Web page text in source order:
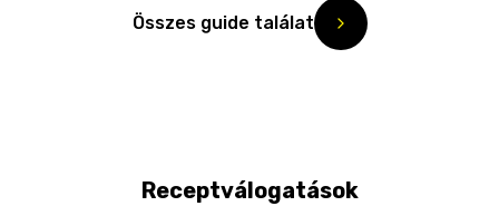
Összes guide találat
Receptválogatások